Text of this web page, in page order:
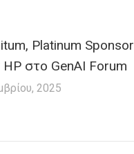
Platinum Sponsor
HP στο GenAI Forum
2025